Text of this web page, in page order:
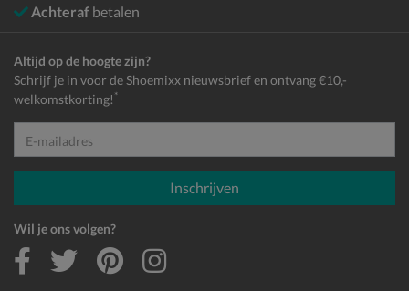
Achteraf betalen
Altijd op de hoogte zijn?
Schrijf je in voor de Shoemixx nieuwsbrief en ontvang €10,-
welkomstkorting! *
E-mailadres
Inschrijven
Wil je ons volgen?